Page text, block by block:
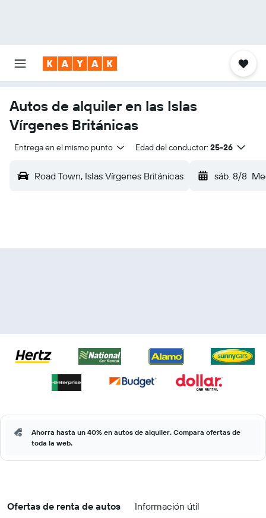
Autos de alquiler en las Islas
Vírgenes Británicas
Entrega en el mismo punto Edad del conductor: 25-26
Road Town, Islas Vírgenes Británicas sáb. 8/8
Ahorra hasta un 40% en autos de alquiler. Compara ofertas de
toda la web.
Ofertas de renta de autos Información útil